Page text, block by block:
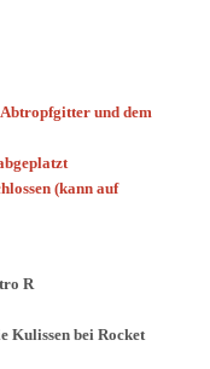
und dem
(kann auf
R
Kulissen bei Rocket